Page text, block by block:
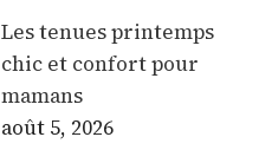
Les tenues printemps
chic et confort pour
mamans
août 5, 2026